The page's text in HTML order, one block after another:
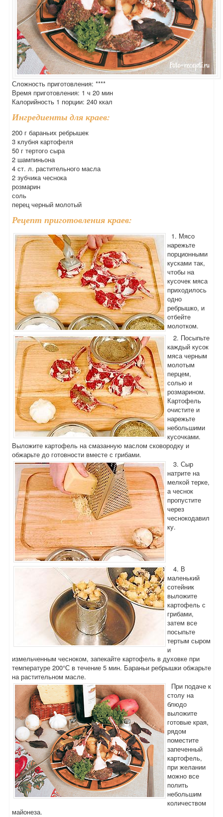
Сложность приготовления: ****
Время приготовления: 1 ч 20 мин
Калорийность 1 порции: 240 ккал
Ингредиенты для краев:
200 г бараньих ребрышек
3 клубня картофеля
50 г тертого сыра
2 шампиньона
4 ст. л. растительного масла
2 зубчика чеснока
розмарин
соль
перец черный молотый
Рецепт приготовления краев:
1. Мясо
нарежьте
порционными
кусками так,
чтобы на
кусочек мяса
приходилось
одно
ребрышко, и
отбейте
молотком.
2. Посыпьте
каждый кусок
мяса черным
молотым
перцем,
солью и
розмарином.
Картофель
очистите и
нарежьте
небольшими
кусочками.
Выложите картофель на смазанную маслом сковородку и
обжарьте до готовности вместе с грибами.
3. Сыр
натрите на
мелкой терке,
а чеснок
пропустите
через
чеснокодавил
ку.
4. В
маленький
сотейник
выложите
картофель с
грибами,
затем все
посыпьте
тертым сыром
и
измельченным чесноком, запекайте картофель в духовке при
температуре 200°С в течение 5 мин. Бараньи ребрышки обжарьте
на растительном масле.
При подаче к
столу на
блюдо
выложите
готовые края,
рядом
поместите
запеченный
картофель,
при желании
можно все
полить
небольшим
количеством
майонеза.